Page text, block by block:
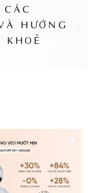
HƯỚNG
CHI TIẾT